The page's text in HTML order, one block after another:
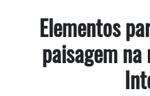
Elementos
paisagem